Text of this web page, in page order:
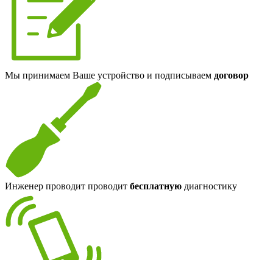
Мы принимаем Ваше устройство и подписываем договор
Инженер проводит проводит бесплатную диагностику